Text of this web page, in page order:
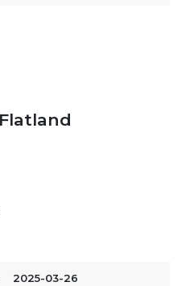
2025-03-26